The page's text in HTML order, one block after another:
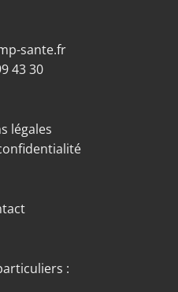
sante.fr
43 30
légales
: